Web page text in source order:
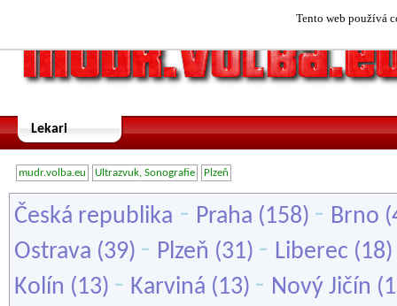
Tento web používá
Lekari
mudr.volba.eu Ultrazvuk, Sonografie Plzeň
Česká republika - Praha (158) - Brno
Ostrava (39) - Plzeň (31) - Liberec (18)
Kolín (13) - Karviná (13) - Nový Jičín